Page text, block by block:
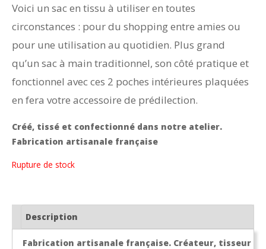
Voici un sac en tissu à utiliser en toutes
circonstances : pour du shopping entre amies ou
pour une utilisation au quotidien. Plus grand
qu’un sac à main traditionnel, son côté pratique et
fonctionnel avec ces 2 poches intérieures plaquées
en fera votre accessoire de prédilection.
Créé, tissé et confectionné dans notre atelier.
Fabrication artisanale française
Rupture de stock
Description
Fabrication artisanale française. Créateur, tisseur